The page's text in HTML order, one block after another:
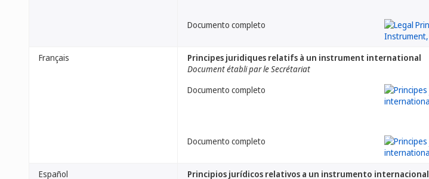
Documento completo
Français
Principes juridiques relatifs à un instrument international
Document établi par le Secrétariat
Documento completo
Documento completo
Español
Principios jurídicos relativos a un instrumento internacional